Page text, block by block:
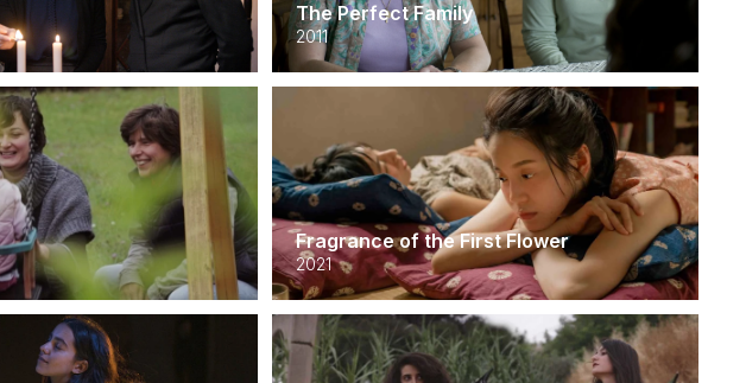
The Perfect Family
2011
Fragrance of the First Flower
2021